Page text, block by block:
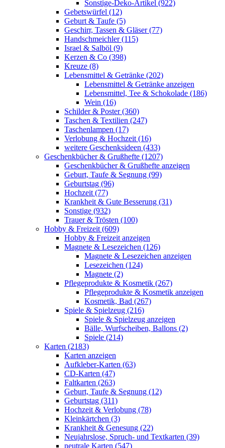
Sonstige-Deko-Artikel (922)
Gebetswürfel (12)
Geburt & Taufe (5)
Geschirr, Tassen & Gläser (77)
Handschmeichler (115)
Israel & Salböl (9)
Kerzen & Co (398)
Kreuze (8)
Lebensmittel & Getränke (202)
Lebensmittel & Getränke anzeigen
Lebensmittel, Tee & Schokolade (186)
Wein (16)
Schilder & Poster (360)
Taschen & Textilien (247)
Taschenlampen (17)
Verlobung & Hochzeit (16)
weitere Geschenksideen (433)
Geschenkbücher & Grußhefte (1207)
Geschenkbücher & Grußhefte anzeigen
Geburt, Taufe & Segnung (99)
Geburtstag (96)
Hochzeit (77)
Krankheit & Gute Besserung (31)
Sonstige (932)
Trauer & Trösten (100)
Hobby & Freizeit (609)
Hobby & Freizeit anzeigen
Magnete & Lesezeichen (126)
Magnete & Lesezeichen anzeigen
Lesezeichen (124)
Magnete (2)
Pflegeprodukte & Kosmetik (267)
Pflegeprodukte & Kosmetik anzeigen
Kosmetik, Bad (267)
Spiele & Spielzeug (216)
Spiele & Spielzeug anzeigen
Bälle, Wurfscheiben, Ballons (2)
Spiele (214)
Karten (2183)
Karten anzeigen
Aufkleber-Karten (63)
CD-Karten (47)
Faltkarten (263)
Geburt, Taufe & Segnung (12)
Geburtstag (311)
Hochzeit & Verlobung (78)
Kleinkärtchen (3)
Krankheit & Genesung (22)
Neujahrslose, Spruch- und Textkarten (39)
neutrale Karten (547)